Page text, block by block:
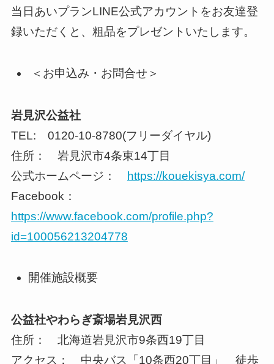
当日あいプランLINE公式アカウントをお友達登
録いただくと、粗品をプレゼントいたします。
＜お申込み・お問合せ＞
岩見沢公益社
TEL: 0120-10-8780(フリーダイヤル)
住所： 岩見沢市4条東14丁目
公式ホームページ： https://kouekisya.com/
Facebook：
https://www.facebook.com/profile.php?
id=100056213204778
開催施設概要
公益社やわらぎ斎場岩見沢西
住所： 北海道岩見沢市9条西19丁目
アクセス： 中央バス「10条西20丁目」 徒歩